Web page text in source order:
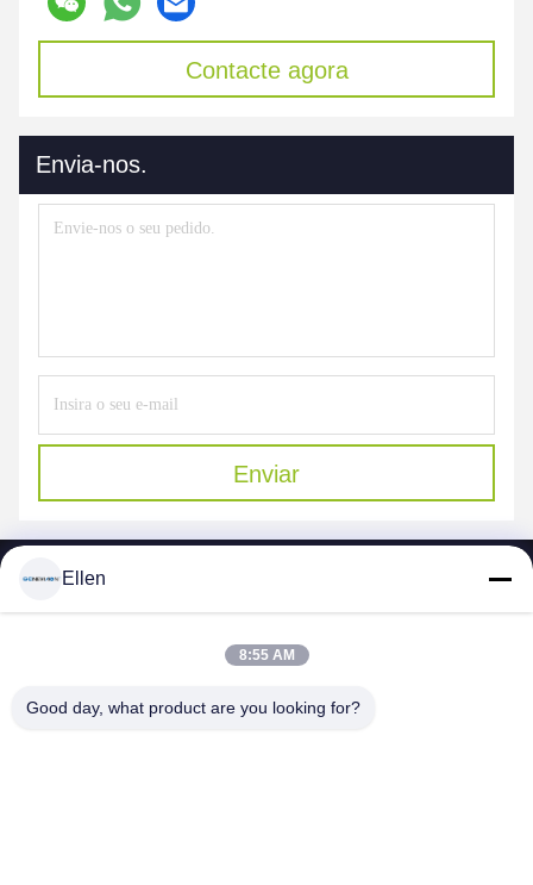
Contacte agora
Envia-nos.
Enviar
LTD.
Ellen
8:55 AM
Good day, what product are you looking for?